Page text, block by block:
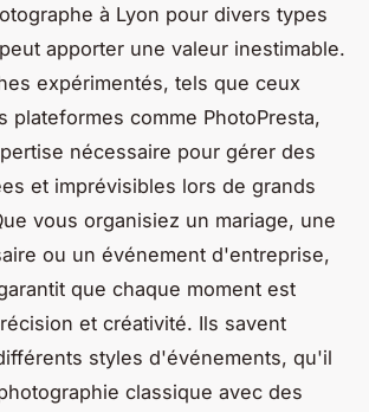
à Lyon pour divers types
apporter une valeur inestimable.
expérimentés, tels que ceux
plateformes comme PhotoPresta,
nécessaire pour gérer des
et imprévisibles lors de grands
vous organisiez un mariage, une
ou un événement d'entreprise,
que chaque moment est
et créativité. Ils savent
styles d'événements, qu'il
classique avec des